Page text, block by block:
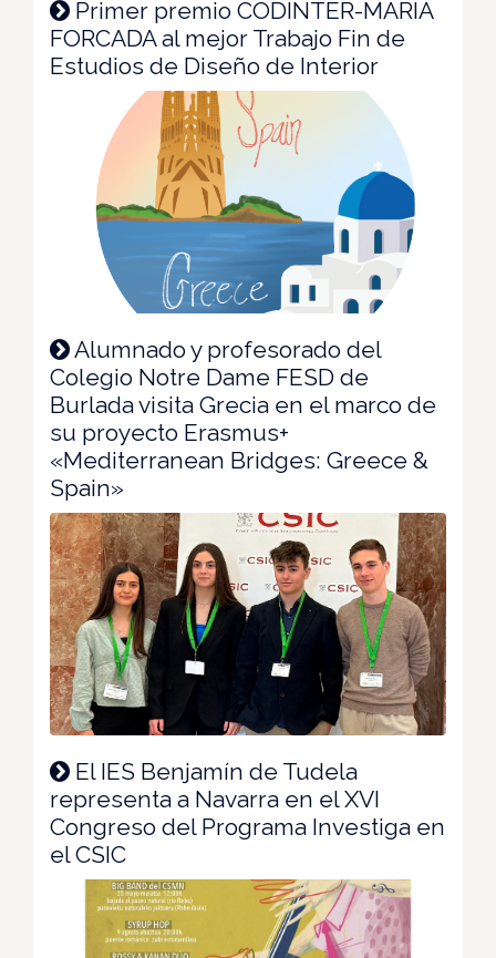
Primer premio CODINTER-MARÍA
FORCADA al mejor Trabajo Fin de
Estudios de Diseño de Interior
Alumnado y profesorado del
Colegio Notre Dame FESD de
Burlada visita Grecia en el marco de
su proyecto Erasmus+
«Mediterranean Bridges: Greece &
Spain»
El IES Benjamín de Tudela
representa a Navarra en el XVI
Congreso del Programa Investiga en
el CSIC